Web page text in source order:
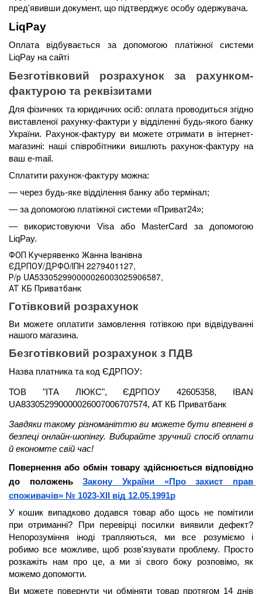
пред'явивши документ, що підтверджує особу одержувача.
LiqPay
Оплата відбувається за допомогою платіжної системи
LiqPay на сайті
Безготівковий розрахунок за рахунком-
фактурою та реквізитами
Для фізичних та юридичних осіб: оплата проводиться згідно
виставленої рахунку-фактури у відділенні будь-якого банку
України. Рахунок-фактуру ви можете отримати в інтернет-
магазині: наші співробітники вишлють рахунок-фактуру на
ваш e-mail.
Сплатити рахунок-фактуру можна:
— через будь-яке відділення банку або термінал;
— за допомогою платіжної системи «Приват24»;
— використовуючи Visa або MasterCard за допомогою
LiqPay.
ФОП Кучерявенко Жанна Іванівна
ЄДРПОУ/ДРФО/ІПН 2279401127,
Р/р UA533052990000026003025906587,
АТ КБ Приватбанк
Готівковий розрахунок
Ви можете оплатити замовлення готівкою при відвідуванні
нашого магазина.
Безготівковий розрахунок з ПДВ
Назва платника та код ЄДРПОУ:
ТОВ "ІТА ЛЮКС", ЄДРПОУ 42605358, IBAN
UA833052990000026007006707574, АТ КБ Приватбанк
Завдяки такому різноманіттю ви можете бути впевнені в
безпеці онлайн-шопінгу. Вибирайте зручний спосіб оплати
й економте свій час!
Повернення або обмін товару здійснюється відповідно
до положень Закону України «Про захист прав
споживачів» № 1023-XII від 12.05.1991р
У кошик випадково додався товар або щось не помітили
при отриманні? При перевірці посилки виявили дефект?
Непорозуміння іноді трапляються, ми все розуміємо і
робимо все можливе, щоб розв'язувати проблему. Просто
розкажіть нам про це, а ми зі свого боку розповімо, як
можемо допомогти.
Ви можете повернути чи обміняти товар протягом 14 днів